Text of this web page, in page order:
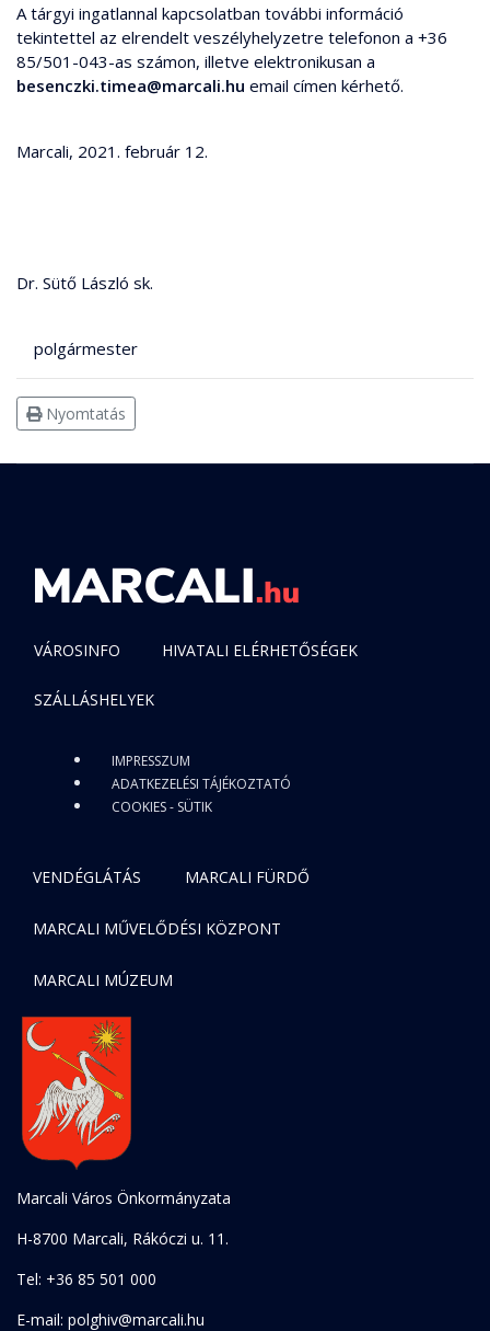
A tárgyi ingatlannal kapcsolatban további információ
tekintettel az elrendelt veszélyhelyzetre telefonon a +36
85/501-043-as számon, illetve elektronikusan a
besenczki.timea@marcali.hu email címen kérhető.
Marcali, 2021. február 12.
Dr. Sütő László sk.
polgármester
Nyomtatás
VÁROSINFO HIVATALI ELÉRHETŐSÉGEK
SZÁLLÁSHELYEK
IMPRESSZUM
ADATKEZELÉSI TÁJÉKOZTATÓ
COOKIES - SÜTIK
VENDÉGLÁTÁS MARCALI FÜRDŐ
MARCALI MŰVELŐDÉSI KÖZPONT
MARCALI MÚZEUM
Marcali Város Önkormányzata
H-8700 Marcali, Rákóczi u. 11.
Tel: +36 85 501 000
E-mail: polghiv@marcali.hu